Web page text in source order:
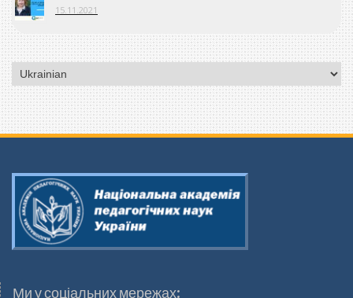
15.11.2021
Вибрати
мову
Ми у соціальних мережах: